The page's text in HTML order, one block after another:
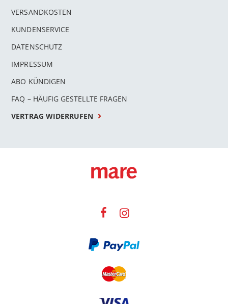
VERSANDKOSTEN
KUNDENSERVICE
DATENSCHUTZ
IMPRESSUM
ABO KÜNDIGEN
FAQ – HÄUFIG GESTELLTE FRAGEN
VERTRAG WIDERRUFEN